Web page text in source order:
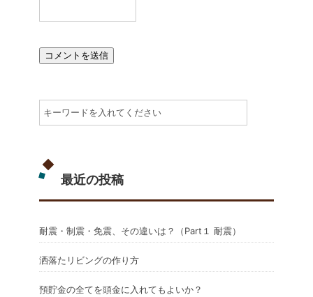
最近の投稿
耐震・制震・免震、その違いは？（Part１ 耐震）
洒落たリビングの作り方
預貯金の全てを頭金に入れてもよいか？